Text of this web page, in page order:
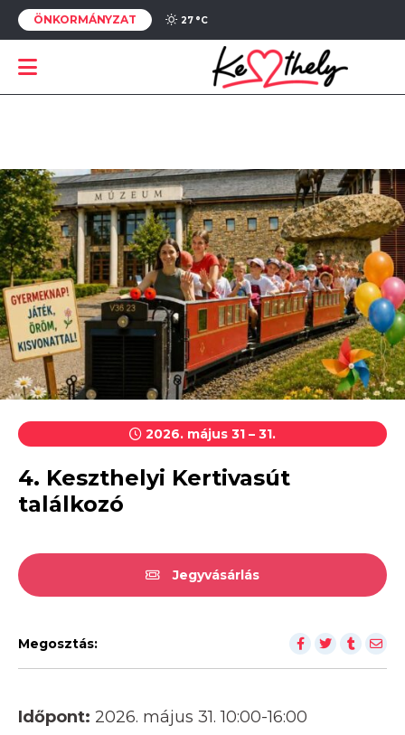
ÖNKORMÁNYZAT 27 °C
2026. május 31 – 31.
4. Keszthelyi Kertivasút
találkozó
Jegyvásárlás
Megosztás:
Időpont: 2026. május 31. 10:00-16:00